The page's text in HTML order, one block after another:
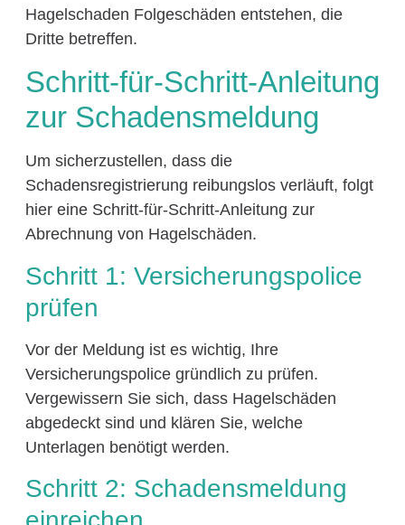
Hagelschaden Folgeschäden entstehen, die
Dritte betreffen.
Schritt-für-Schritt-Anleitung
zur Schadensmeldung
Um sicherzustellen, dass die
Schadensregistrierung reibungslos verläuft, folgt
hier eine Schritt-für-Schritt-Anleitung zur
Abrechnung von Hagelschäden.
Schritt 1: Versicherungspolice
prüfen
Vor der Meldung ist es wichtig, Ihre
Versicherungspolice gründlich zu prüfen.
Vergewissern Sie sich, dass Hagelschäden
abgedeckt sind und klären Sie, welche
Unterlagen benötigt werden.
Schritt 2: Schadensmeldung